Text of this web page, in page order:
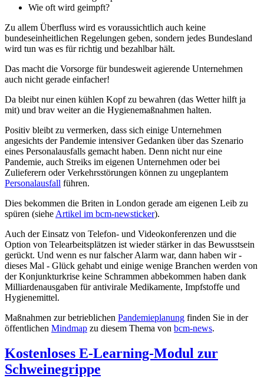
Wie oft wird geimpft?
Zu allem Überfluss wird es voraussichtlich auch keine
bundeseinheitlichen Regelungen geben, sondern jedes Bundesland
wird tun was es für richtig und bezahlbar hält.
Das macht die Vorsorge für bundesweit agierende Unternehmen
auch nicht gerade einfacher!
Da bleibt nur einen kühlen Kopf zu bewahren (das Wetter hilft ja
mit) und brav weiter an die Hygienemaßnahmen halten.
Positiv bleibt zu vermerken, dass sich einige Unternehmen
angesichts der Pandemie intensiver Gedanken über das Szenario
eines Personalausfalls gemacht haben. Denn nicht nur eine
Pandemie, auch Streiks im eigenen Unternehmen oder bei
Zulieferern oder Verkehrsstörungen können zu ungeplantem
Personalausfall führen.
Dies bekommen die Briten in London gerade am eigenen Leib zu
spüren (siehe Artikel im bcm-newsticker).
Auch der Einsatz von Telefon- und Videokonferenzen und die
Option von Telearbeitsplätzen ist wieder stärker in das Bewusstsein
gerückt. Und wenn es nur falscher Alarm war, dann haben wir -
dieses Mal - Glück gehabt und einige wenige Branchen werden von
der Konjunkturkrise keine Schrammen abbekommen haben dank
Milliardenausgaben für antivirale Medikamente, Impfstoffe und
Hygienemittel.
Maßnahmen zur betrieblichen Pandemieplanung finden Sie in der
öffentlichen Mindmap zu diesem Thema von bcm-news.
Kostenloses E-Learning-Modul zur
Schweinegrippe